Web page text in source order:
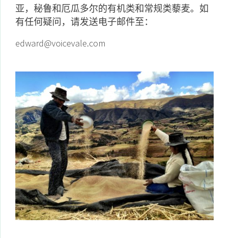
亚，秘鲁和厄瓜多尔的有机类和常规类藜麦。如
有任何疑问，请发送电子邮件至：
edward@voicevale.com